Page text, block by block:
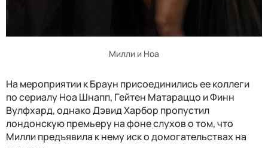
Милли и Ноа
На мероприятии к Браун присоединились ее коллеги
по сериалу Ноа Шнапп, Гейтен Матараццо и Финн
Вулфхард, однако Дэвид Харбор пропустил
лондонскую премьеру на фоне слухов о том, что
Милли предъявила к нему иск о домогательствах на